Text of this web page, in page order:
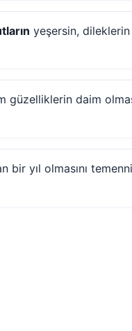
yeşersin,
güzelliklerin daim
bir yıl olmasını